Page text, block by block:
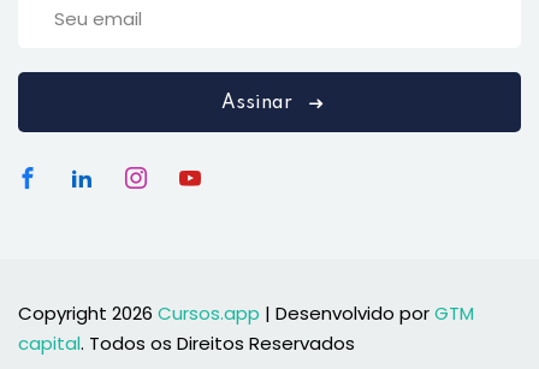
Assinar
Copyright 2026 Cursos.app | Desenvolvido porGTM
capital. Todos os Direitos Reservados